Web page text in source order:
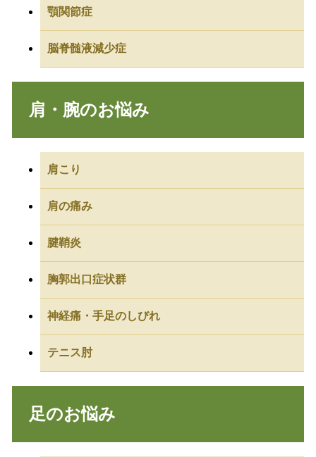
顎関節症
脳脊髄液減少症
肩・腕のお悩み
肩こり
肩の痛み
腱鞘炎
胸郭出口症状群
神経痛・手足のしびれ
テニス肘
足のお悩み